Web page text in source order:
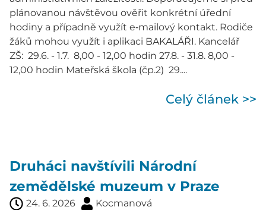
plánovanou návštěvou ověřit konkrétní úřední
hodiny a případně využít e‑mailový kontakt. Rodiče
žáků mohou využít i aplikaci BAKALÁŘI. Kancelář
ZŠ: 29.6. - 1.7. 8,00 - 12,00 hodin 27.8. - 31.8. 8,00 -
12,00 hodin Mateřská škola (čp.2) 29....
Celý článek >>
Druháci navštívili Národní
zemědělské muzeum v Praze
24. 6. 2026 Kocmanová